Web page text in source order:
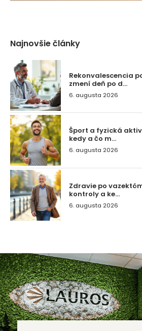
Najnovšie články
Rekonvalescencia
zmení deň po d...
6. augusta 2026
Šport a fyzická
kedy a čo m...
6. augusta 2026
Zdravie po
kontroly a ke...
6. augusta 2026